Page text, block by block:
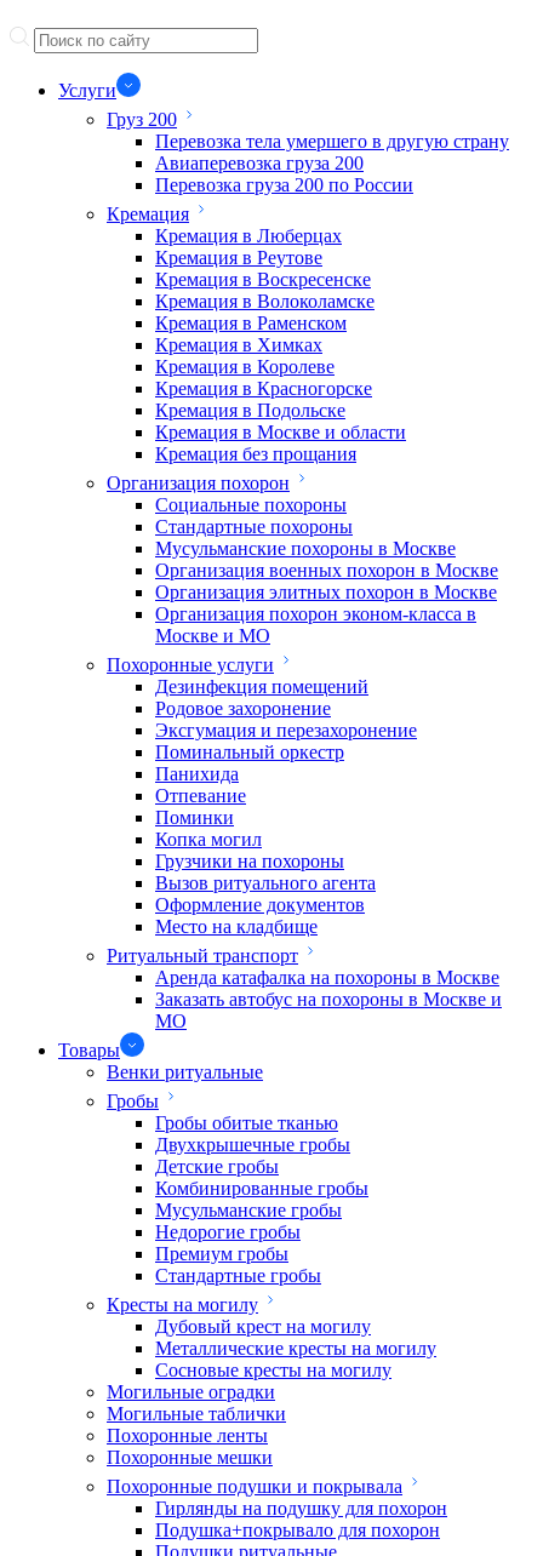
Услуги
Груз 200
Перевозка тела умершего в другую страну
Авиаперевозка груза 200
Перевозка груза 200 по России
Кремация
Кремация в Люберцах
Кремация в Реутове
Кремация в Воскресенске
Кремация в Волоколамске
Кремация в Раменском
Кремация в Химках
Кремация в Королеве
Кремация в Красногорске
Кремация в Подольске
Кремация в Москве и области
Кремация без прощания
Организация похорон
Социальные похороны
Стандартные похороны
Мусульманские похороны в Москве
Организация военных похорон в Москве
Организация элитных похорон в Москве
Организация похорон эконом-класса в
Москве и МО
Похоронные услуги
Дезинфекция помещений
Родовое захоронение
Эксгумация и перезахоронение
Поминальный оркестр
Панихида
Отпевание
Поминки
Копка могил
Грузчики на похороны
Вызов ритуального агента
Оформление документов
Место на кладбище
Ритуальный транспорт
Аренда катафалка на похороны в Москве
Заказать автобус на похороны в Москве и
МО
Товары
Венки ритуальные
Гробы
Гробы обитые тканью
Двухкрышечные гробы
Детские гробы
Комбинированные гробы
Мусульманские гробы
Недорогие гробы
Премиум гробы
Стандартные гробы
Кресты на могилу
Дубовый крест на могилу
Металлические кресты на могилу
Сосновые кресты на могилу
Могильные оградки
Могильные таблички
Похоронные ленты
Похоронные мешки
Похоронные подушки и покрывала
Гирлянды на подушку для похорон
Подушка+покрывало для похорон
Подушки ритуальные